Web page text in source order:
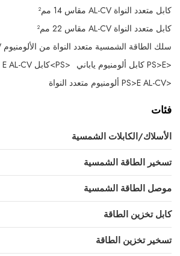
كابل متعدد النواة AL-CV مقاس 14 مم²
كابل متعدد النواة AL-CV مقاس 22 مم²
سلك الطاقة الشمسية متعدد النواة من الألومنيوم CV
<PS>E كابل ألومنيوم ياباني
<PS>كابل E AL-CV متعدد النواة
<PS>E AL-CV ألومنيوم متعدد النواة
فئات
الأسلاك/الكابلات الشمسية
تسخير الطاقة الشمسية
موصل الطاقة الشمسية
كابل تخزين الطاقة
تسخير تخزين الطاقة